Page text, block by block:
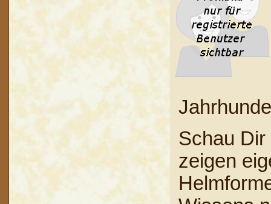
Schau
zeigen